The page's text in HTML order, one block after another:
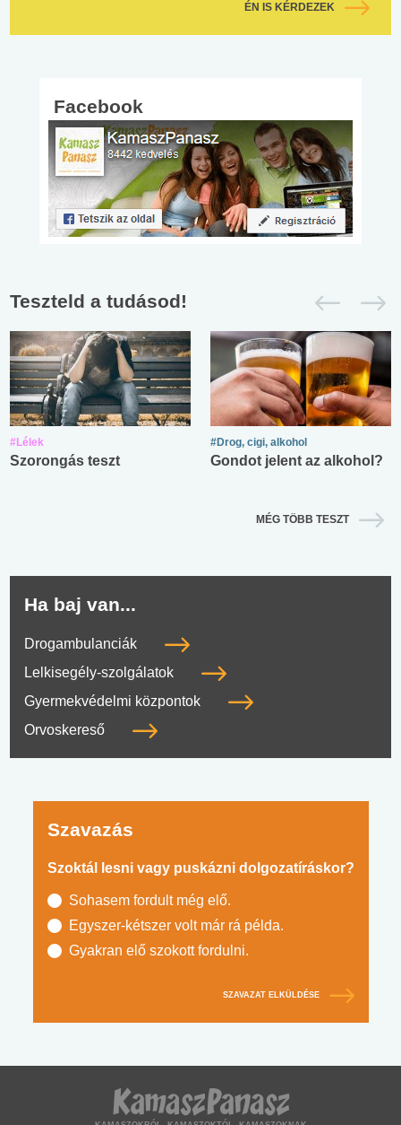
ÉN IS KÉRDEZEK
Facebook
Teszteld a tudásod!
#Lélek
Szorongás teszt
#Drog, cigi, alkohol
Gondot jelent az alkohol?
MÉG TÖBB TESZT
Ha baj van...
Drogambulanciák
Lelkisegély-szolgálatok
Gyermekvédelmi központok
Orvoskereső
Szavazás
Szoktál lesni vagy puskázni dolgozatíráskor?
Sohasem fordult még elő.
Egyszer-kétszer volt már rá példa.
Gyakran elő szokott fordulni.
SZAVAZAT ELKÜLDÉSE